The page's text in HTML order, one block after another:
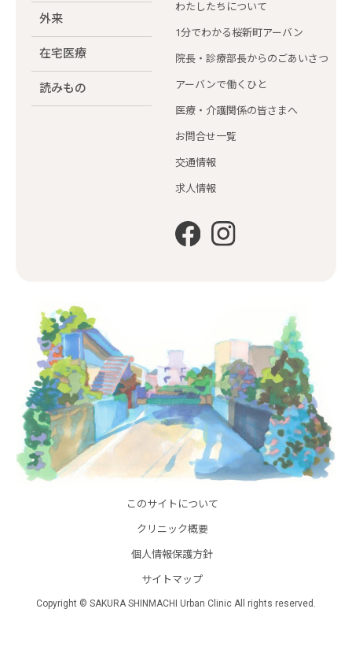
外来
在宅医療
読みもの
わたしたちについて
1分でわかる桜新町アーバン
院長・診療部長からのごあいさつ
アーバンで働くひと
医療・介護関係の皆さまへ
お問合せ一覧
交通情報
求人情報
このサイトについて
クリニック概要
個人情報保護方針
サイトマップ
Copyright © SAKURA SHINMACHI Urban Clinic All rights reserved.